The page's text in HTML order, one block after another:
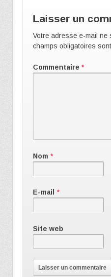
Laisser un
Votre adresse e-mail ne
champs obligatoires
Commentaire *
Nom *
E-mail *
Site web